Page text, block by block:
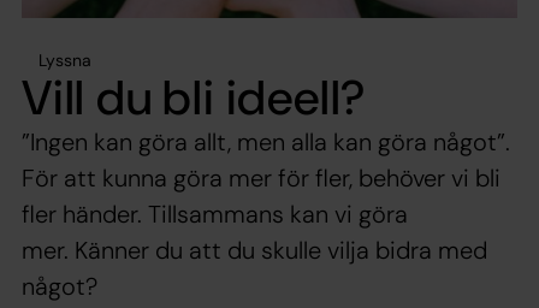
Lyssna
Vill du bli ideell?
”Ingen kan göra allt, men alla kan göra något”.
För att kunna göra mer för fler, behöver vi bli
fler händer. Tillsammans kan vi göra
mer. Känner du att du skulle vilja bidra med
något?